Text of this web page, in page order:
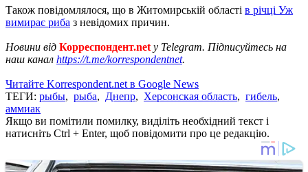
Також повідомлялося, що в Житомирській області в річці Уж
вимирає риба з невідомих причин.
Новини від Корреспондент.net у Telegram. Підписуйтесь на
наш канал https://t.me/korrespondentnet.
Читайте Korrespondent.net в Google News
ТЕГИ: рыбы, рыба, Днепр, Херсонская область, гибель,
аммиак
Якщо ви помітили помилку, виділіть необхідний текст і
натисніть Ctrl + Enter, щоб повідомити про це редакцію.